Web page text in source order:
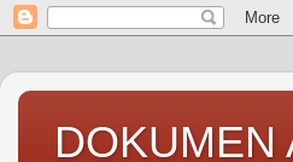
DOKUMEN